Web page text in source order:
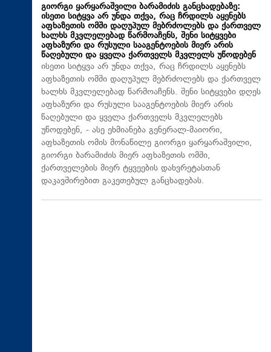
გიორგი ყარყარაშვილი ბარამიძის განცხადებაზე:
ისეთი სიტყვა არ უნდა თქვა, რაც ჩრდილს აყენებს
აფხაზეთის ომში დაღუპულ მებრძოლებს და ქართველ
ხალხს მკვლელებად წარმოაჩენს, შენი სიტყვები
აფხაზური და რუსული სააგენტოების მიერ არის
წაღებული და ყველა ქართველს მკვლელს უწოდებენ
ისეთი სიტყვა არ უნდა თქვა, რაც ჩრდილს აყენებს
აფხაზეთის ომში დაღუპულ მებრძოლებს და ქართველ
ხალხს მკვლელებად წარმოაჩენს. შენი სიტყვები დღეს
აფხაზური და რუსული სააგენტოების მიერ არის
წაღებული და ყველა ქართველს მკვლელებს
უწოდებენ, - ასე ეხმიანება გენერალ-მაიორი,
აფხაზეთის ომის მონაწილე გიორგი ყარყარაშვილი,
გიორგი ბარამიძის მიერ აფხაზეთის ომში,
ქართველების მიერ ტყვეების დახვრეტასთან
დაკავშირებით გაკეთებულ განცხადებას.